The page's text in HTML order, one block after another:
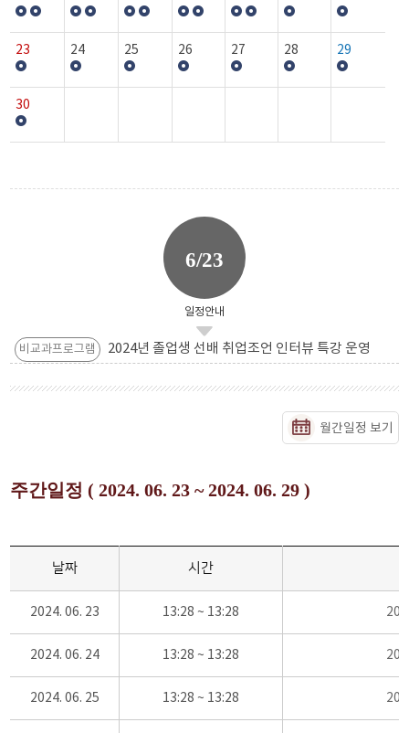
23 24 25 26 27 28 29
30
6/23
일정안내
비교과프로그램 2024년 졸업생 선배 취업조언 인터뷰 특강 운영
월간일정 보기
주간일정 ( 2024. 06. 23 ~ 2024. 06. 29 )
날짜 시간
2024. 06. 23 13:28 ~ 13:28
2024. 06. 24 13:28 ~ 13:28
2024. 06. 25 13:28 ~ 13:28